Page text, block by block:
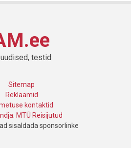
testid
Sitemap
Reklaamid
kontaktid
MTÜ Reisijutud
sisaldada sponsorlinke